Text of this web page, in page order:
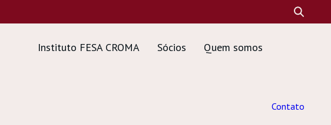
Instituto FESA CROMA Sócios Quem somos
Contato